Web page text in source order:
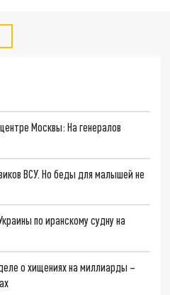
Москвы: На генералов
ВСУ. Но беды для малышей не
по иранскому судну на
о хищениях на миллиарды –